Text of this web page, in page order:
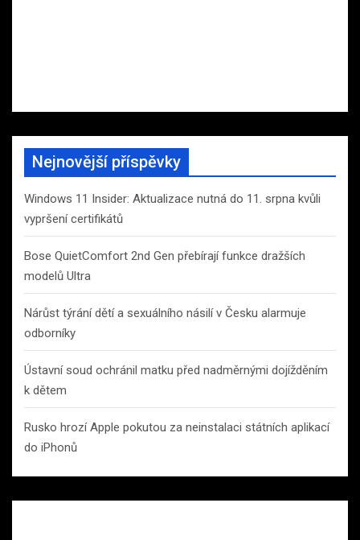
Nejnovější příspěvky
Windows 11 Insider: Aktualizace nutná do 11. srpna kvůli
vypršení certifikátů
Bose QuietComfort 2nd Gen přebírají funkce dražších
modelů Ultra
Nárůst týrání dětí a sexuálního násilí v Česku alarmuje
odborníky
Ústavní soud ochránil matku před nadměrnými dojížděním
k dětem
Rusko hrozí Apple pokutou za neinstalaci státních aplikací
do iPhonů